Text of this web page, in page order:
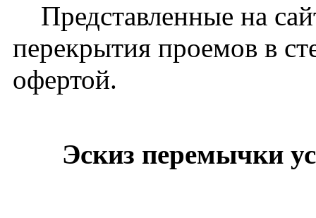
Представленные на
перекрытия проемов в
офертой.
Эскиз перемычки